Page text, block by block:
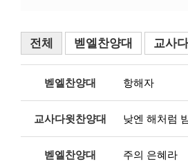
전체 벧엘찬양대 교사
벧엘찬양대 항해자
교사다윗찬양대 낮엔 해처럼
벧엘찬양대 주의 은혜라